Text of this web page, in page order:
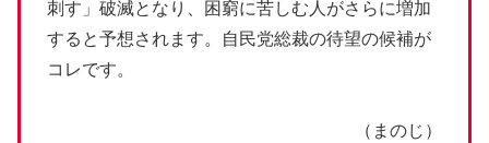
刺す」破滅となり、困窮に苦しむ人がさらに増加
すると予想されます。自民党総裁の待望の候補が
コレです。
（まのじ）